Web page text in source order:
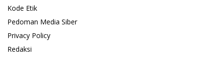
Kode Etik
Pedoman Media Siber
Privacy Policy
Redaksi